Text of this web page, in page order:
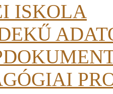
ISKOLA